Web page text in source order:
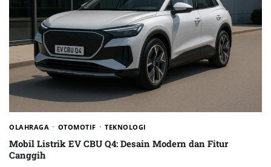
OLAHRAGA OTOMOTIF TEKNOLOGI
Mobil Listrik EV CBU Q4: Desain Modern dan Fitur
Canggih